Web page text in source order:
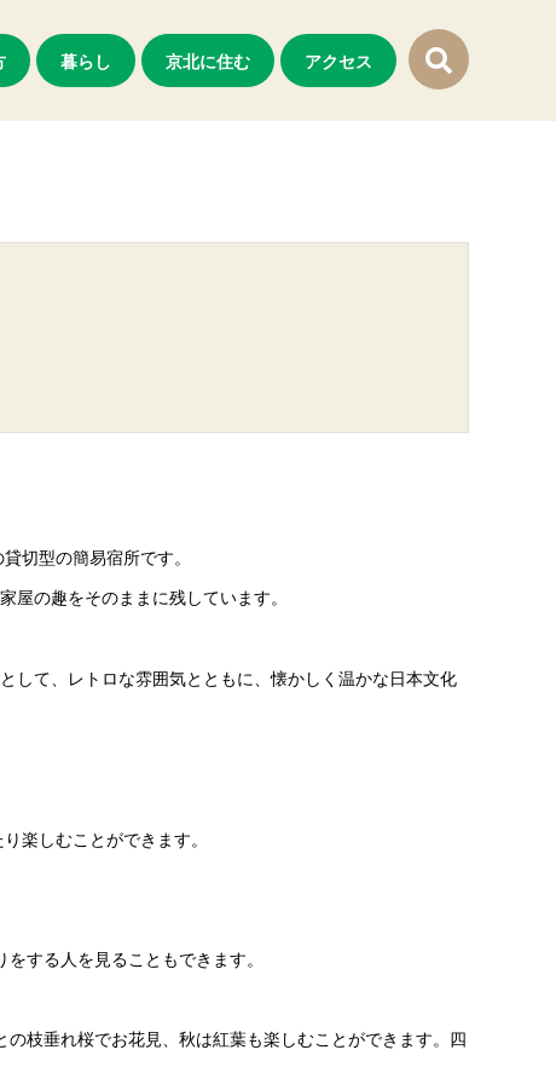
暮らし 京北に住む アクセス
切型の簡易宿所です。
の趣をそのままに残しています。
して、レトロな雰囲気とともに、懐かしく温かな日本文化
楽しむことができます。
する人を見ることもできます。
枝垂れ桜でお花見、秋は紅葉も楽しむことができます。四